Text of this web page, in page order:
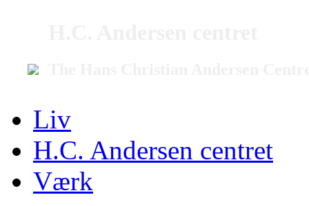
Liv
H.C. Andersen centret
Værk